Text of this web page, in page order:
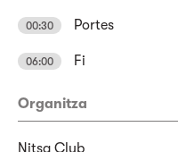
00:30 Portes
06:00 Fi
Organitza
Nitsa Club